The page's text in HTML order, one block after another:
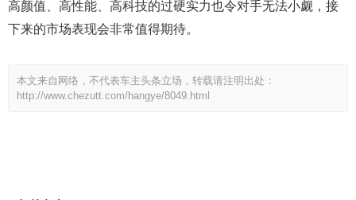
高颜值、高性能、高科技的过硬实力也令对手无法小觑，接
下来的市场表现会非常值得期待。
本文来自网络，不代表车主头条立场，转载请注明出处：
http://www.chezutt.com/hangye/8049.html